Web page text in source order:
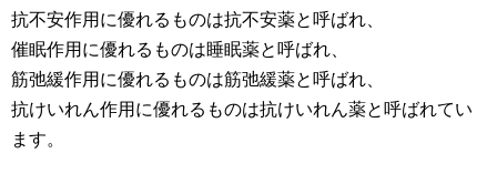
抗不安作用に優れるものは抗不安薬と呼ばれ、
催眠作用に優れるものは睡眠薬と呼ばれ、
筋弛緩作用に優れるものは筋弛緩薬と呼ばれ、
抗けいれん作用に優れるものは抗けいれん薬と呼ばれてい
ます。